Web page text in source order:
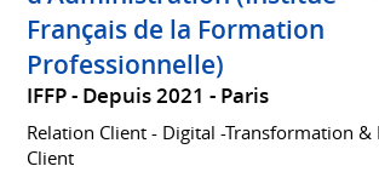
Français de la Formation
Professionnelle)
IFFP Depuis 2021 Paris
Relation Client - Digital -Transformation &
Client